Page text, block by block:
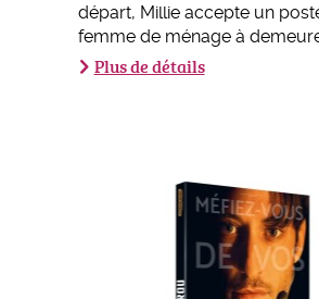
départ, Millie accepte un
femme de ménage à demeure
Plus de détails